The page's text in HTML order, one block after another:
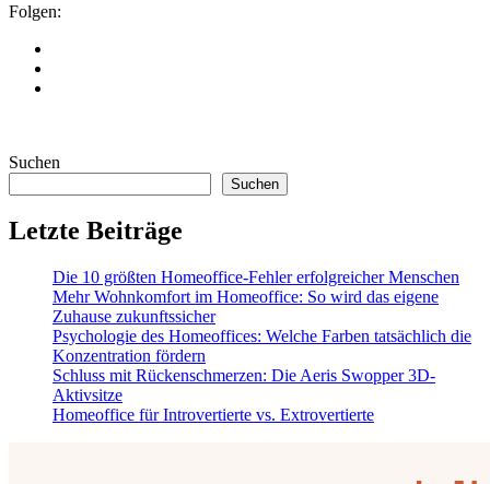
Folgen:
Suchen
Suchen
Letzte Beiträge
Die 10 größten Homeoffice-Fehler erfolgreicher Menschen
Mehr Wohnkomfort im Homeoffice: So wird das eigene
Zuhause zukunftssicher
Psychologie des Homeoffices: Welche Farben tatsächlich die
Konzentration fördern
Schluss mit Rückenschmerzen: Die Aeris Swopper 3D-
Aktivsitze
Homeoffice für Introvertierte vs. Extrovertierte